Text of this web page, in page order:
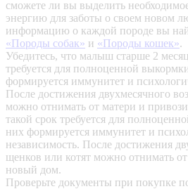
сможете ли вы выделить
энергию для заботы о своем новом
информацию о каждой породе вы
«Породы собак» и «Породы кошек».
Убедитесь, что малыш старше 2
требуется для полноценной
формируется иммунитет и
После достижения двухмесячного
можно отнимать от матери и
такой срок требуется для
них формируется иммунитет и
независимость. После достижения
щенков или котят можно отнимать
новый дом.
Проверьте документы при покупке